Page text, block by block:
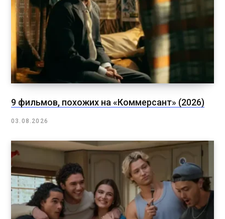
9 фильмов, похожих на «Коммерсант» (2026)
03.08.2026